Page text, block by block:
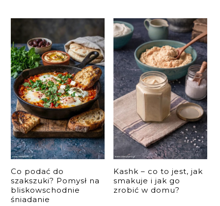
Co podać do
szakszuki? Pomysł na
bliskowschodnie
śniadanie
Kashk – co to jest, jak
smakuje i jak go
zrobić w domu?